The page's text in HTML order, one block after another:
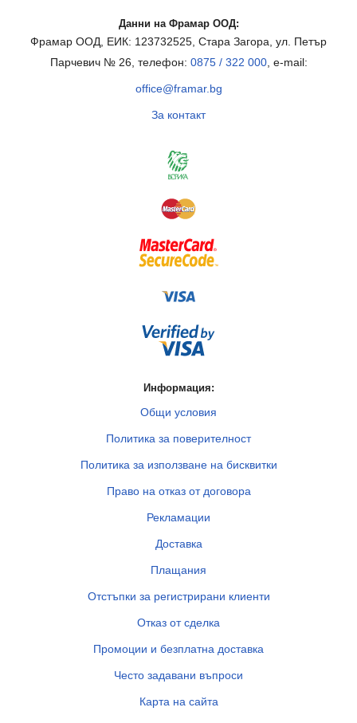
Данни на Фрамар ООД:
Фрамар ООД, ЕИК: 123732525, Стара Загора, ул. Петър
Парчевич № 26, телефон: 0875 / 322 000, e-mail:
office@framar.bg
За контакт
Информация:
Общи условия
Политика за поверителност
Политика за използване на бисквитки
Право на отказ от договора
Рекламации
Доставка
Плащания
Отстъпки за регистрирани клиенти
Отказ от сделка
Промоции и безплатна доставка
Често задавани въпроси
Карта на сайта